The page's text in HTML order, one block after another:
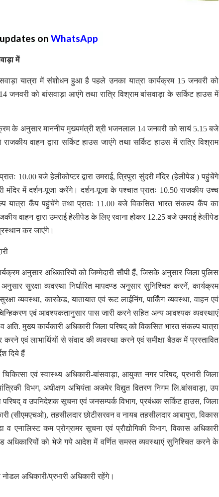
on WhatsApp
में
यात्रा में संशोधन हुआ है पहले उनका यात्रा कार्यक्रम 15 जनवरी को
को बांसवाड़ा आएंगे तथा रात्रि विश्राम बांसवाड़ा के सर्किट हाउस में
के अनुसार माननीय मुख्यमंत्री श्री भजनलाल 14 जनवरी को सायं 5.15 बजे
वाहन द्वारा सर्किट हाउस जाएंगे तथा सर्किट हाउस में रात्रि विश्राम
10.00 बजे हेलीकोप्टर द्वारा उमराई, त्रिपुरा सुंदरी मंदिर (हेलीपेड ) पहुंचेंगे
मंदिर में दर्शन-पूजा करेंगे। दर्शन-पूजा के पश्चात प्रातः 10.50 राजकीय उच्च
यात्रा कैंप पहुंचेंगे तथा प्रातः 11.00 बजे विकसित भारत संकल्प कैंप का
वाहन द्वारा उमराई हेलीपेड के लिए रवाना होकर 12.25 बजे उमराई हेलीपेड
कर जाएंगे।
अनुसार अधिकारियों को जिम्मेदारी सौपी हैं, जिसके अनुसार जिला पुलिस
सुरक्षा व्यवस्था निर्धारित मापदण्ड अनुसार सुनिश्चित करनें, कार्यक्रम
व्यवस्था, कारकेड, यातायात एवं रूट लाईनिंग, पार्किंग व्यवस्था, वाहन एवं
एवं आवश्यकतानुसार पास जारी करने सहित अन्य आवश्यक व्यवस्थाएं
मुख्य कार्यकारी अधिकारी जिला परिषद् को विकसित भारत संकल्प यात्रा
करने एवं लाभार्थियों से संवाद की व्यवस्था करने एवं समीक्षा बैठक में प्रस्तावित
दिये हैं
एवं स्वास्थ्य अधिकारी-बांसवाड़ा, आयुक्त नगर परिषद्, प्रभारी जिला
विभग, अधीक्षण अभियंता अजमेर विद्युत वितरण निगम लि.बांसवाड़ा, उप
परिषद् व उपनिदेशक सूचना एवं जनसम्पर्क विभाग, प्रबंधक सर्किट हाउस, जिला
(सीएमएचओ), तहसीलदार छोटीसरवन व नायब तहसीलदार आबापुरा, विकास
व एनालिस्ट कम प्रोग्रामर सूचना एवं प्रौद्योगिकी विभाग, विकास अधिकारी
अधिकारियों को भेजे गये आदेश में वर्णित समस्त व्यवस्थाएं सुनिश्चित करने के
अधिकारी/प्रभारी अधिकारी रहेंगे।